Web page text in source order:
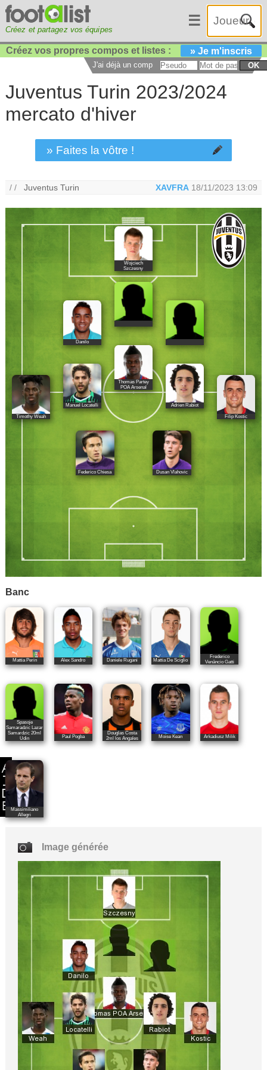
Créez et partagez vos équipes
☰
Créez vos propres compos et listes : » Je m'inscris
J'ai déjà un compte : OK
Juventus Turin 2023/2024
mercato d'hiver
» Faites la vôtre !
/ /Juventus Turin XAVFRA 18/11/2023 13:09
Wojciech
Szczesny
Danilo
Thomas Partey
POA Arsenal
Timothy Weah Filip Kostic
Manuel Locatelli Adrien Rabiot
Federico Chiesa Dusan Vlahovic
Banc
Mattia Perin Alex Sandro Daniele Rugani Mattia De Sciglio
Frederico
Venâncio Gatti
Spasoje
Samaradzic Lazar
Samardzic 20ml
Udin
Paul Pogba
Douglas Costa
2ml los Angales
Moise Kean Arkadiusz Milik
Massimiliano
Allegri
Image générée